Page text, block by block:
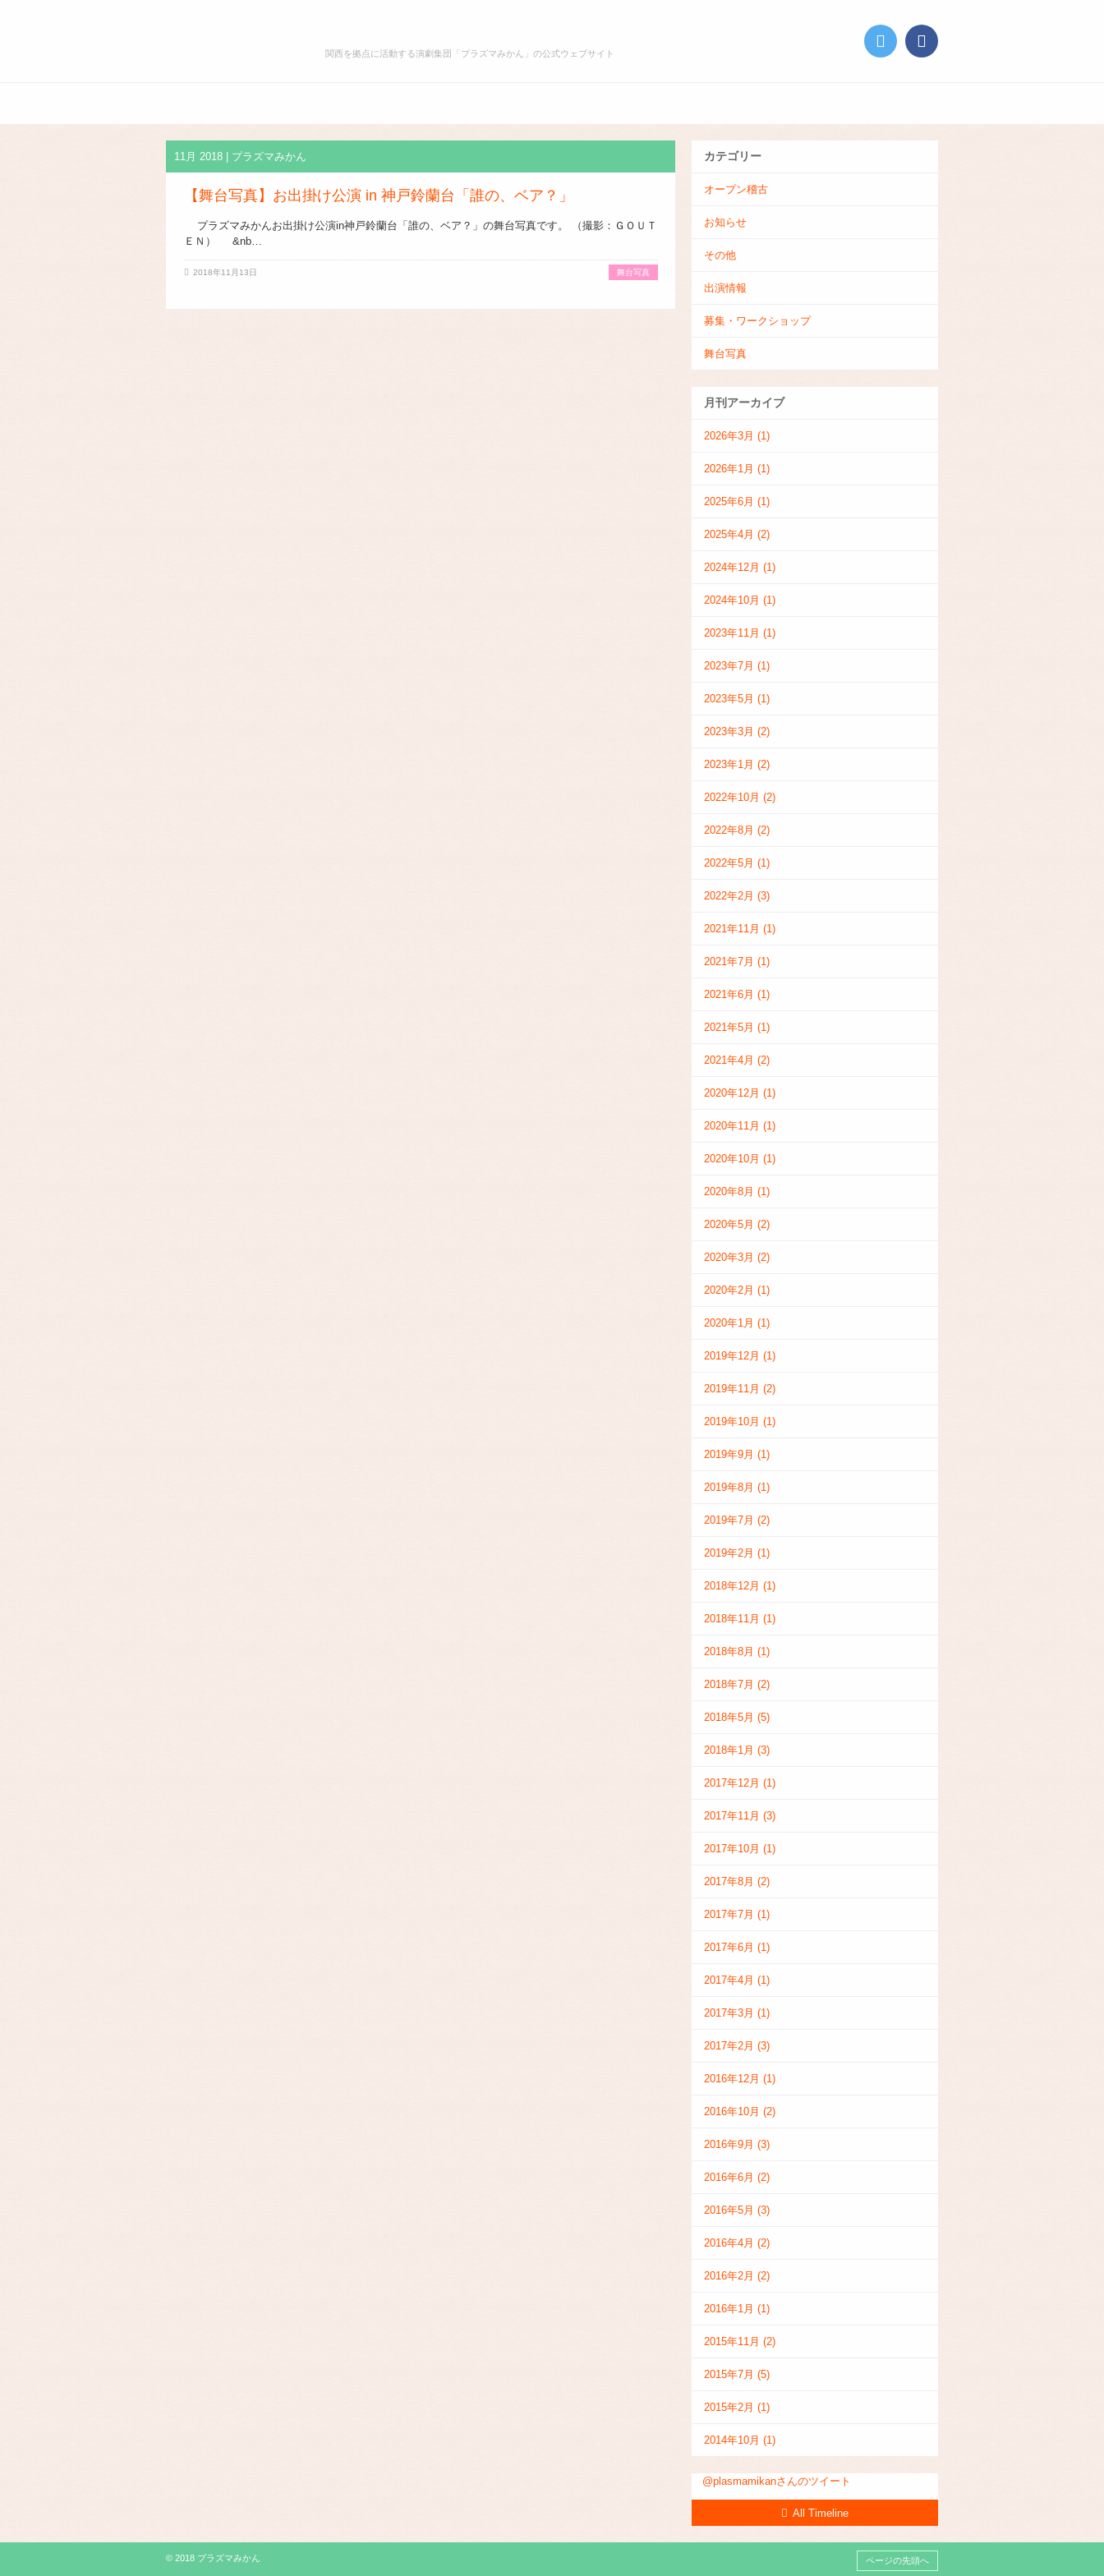
関西を拠点に活動する演劇集団「プラズマみかん」の公式ウェブサイト
Twitter facebook
せ
ロ
グ
11月 2018 | プラズマみかん
【舞台写真】お出掛け公演 in 神戸鈴蘭台「誰の、ベア？」
プラズマみかんお出掛け公演in神戸鈴蘭台「誰の、ベア？」の舞台写真です。 （撮影：ＧＯＵＴ
ＥＮ） &nb…
2018年11月13日 舞台写真
カテゴリー
オープン稽古
お知らせ
その他
出演情報
募集・ワークショップ
舞台写真
月刊アーカイブ
2026年3月 (1)
2026年1月 (1)
2025年6月 (1)
2025年4月 (2)
2024年12月 (1)
2024年10月 (1)
2023年11月 (1)
2023年7月 (1)
2023年5月 (1)
2023年3月 (2)
2023年1月 (2)
2022年10月 (2)
2022年8月 (2)
2022年5月 (1)
2022年2月 (3)
2021年11月 (1)
2021年7月 (1)
2021年6月 (1)
2021年5月 (1)
2021年4月 (2)
2020年12月 (1)
2020年11月 (1)
2020年10月 (1)
2020年8月 (1)
2020年5月 (2)
2020年3月 (2)
2020年2月 (1)
2020年1月 (1)
2019年12月 (1)
2019年11月 (2)
2019年10月 (1)
2019年9月 (1)
2019年8月 (1)
2019年7月 (2)
2019年2月 (1)
2018年12月 (1)
2018年11月 (1)
2018年8月 (1)
2018年7月 (2)
2018年5月 (5)
2018年1月 (3)
2017年12月 (1)
2017年11月 (3)
2017年10月 (1)
2017年8月 (2)
2017年7月 (1)
2017年6月 (1)
2017年4月 (1)
2017年3月 (1)
2017年2月 (3)
2016年12月 (1)
2016年10月 (2)
2016年9月 (3)
2016年6月 (2)
2016年5月 (3)
2016年4月 (2)
2016年2月 (2)
2016年1月 (1)
2015年11月 (2)
2015年7月 (5)
2015年2月 (1)
2014年10月 (1)
@plasmamikanさんのツイート
All Timeline
© 2018 プラズマみかん ページの先頭へ